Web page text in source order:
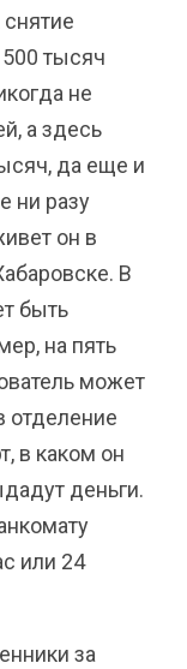
тысяч
не
а здесь
да еще и
ни разу
он в
В
быть
на пять
может
отделение
в каком он
деньги.
или 24
за